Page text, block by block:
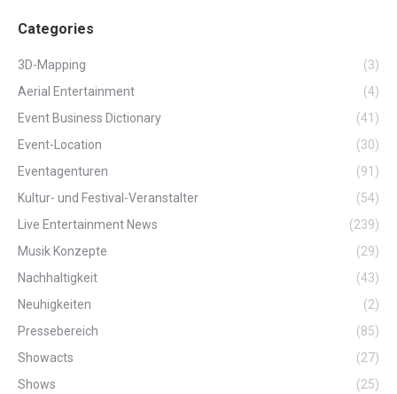
Categories
3D-Mapping
(3)
Aerial Entertainment
(4)
Event Business Dictionary
(41)
Event-Location
(30)
Eventagenturen
(91)
Kultur- und Festival-Veranstalter
(54)
Live Entertainment News
(239)
Musik Konzepte
(29)
Nachhaltigkeit
(43)
Neuhigkeiten
(2)
Pressebereich
(85)
Showacts
(27)
Shows
(25)